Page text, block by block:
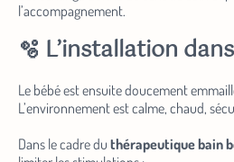
🫧 L’installation dans
Le bébé est ensuite doucement
L’environnement est calme, chaud,
Dans le cadre du thérapeutique bain
limiter les stimulations :